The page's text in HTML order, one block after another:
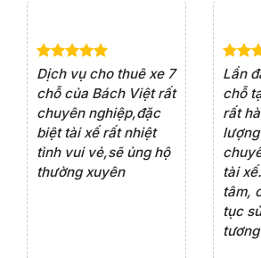
Dịch vụ cho thuê xe 7
chỗ của Bách Việt rất
chuyên nghiệp,đặc
biệt tài xế rất nhiệt
tình vui vẻ,sẽ ủng hộ
thường xuyên
Lần
chỗ
rất
tài
tâm,
tục